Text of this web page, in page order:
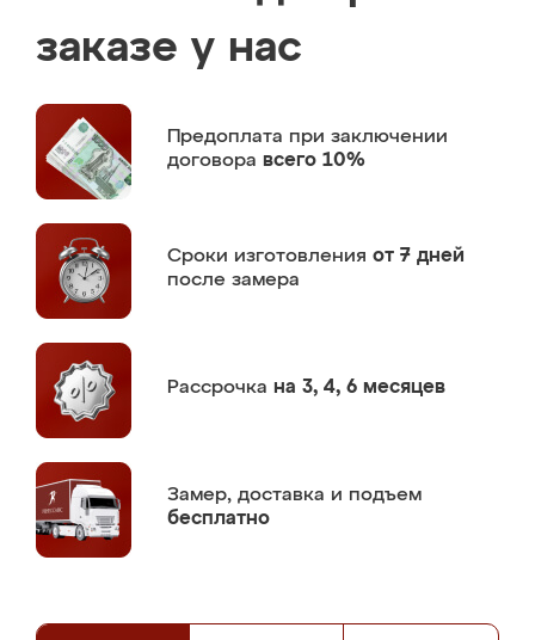
заказе у нас
Предоплата при заключении
договора всего 10%
Сроки изготовления от 7 дней
после замера
Рассрочка на 3, 4, 6 месяцев
Замер, доставка и подъем
бесплатно